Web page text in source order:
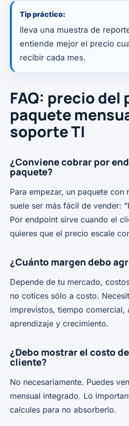
Tip práctico:
lleva una muestra de
entiende mejor el precio
recibir cada mes.
FAQ: precio del
paquete
soporte TI
¿Conviene cobrar por
paquete?
Para empezar, un paquete con
suele ser más fácil de vender:
Por endpoint sirve cuando el
quieres que el precio escale
¿Cuánto margen debo
Depende de tu mercado,
no cotices sólo a costo.
imprevistos, tiempo comercial,
aprendizaje y crecimiento.
¿Debo mostrar el costo
cliente?
No necesariamente. Puedes
mensual integrado. Lo
calcules para no absorberlo.